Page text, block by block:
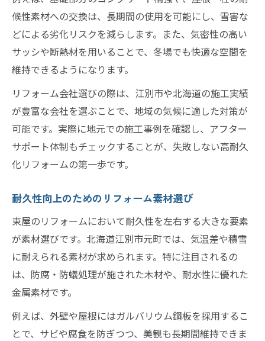
候性素材への交換は、長期間の使用を可能にし、雪害な
どによる劣化リスクを減らします。また、気密性の高い
サッシや断熱材を用いることで、冬場でも快適な空間を
維持できるようになります。
リフォーム会社選びの際は、江別市や北海道の施工実績
が豊富な会社を選ぶことで、地域の気候に適した対策が
可能です。実際に地元での施工事例を確認し、アフター
サポート体制もチェックすることが、失敗しない高耐久
化リフォームの第一歩です。
耐久性向上のためのリフォーム素材選び
東屋のリフォームにおいて耐久性を左右する大きな要素
が素材選びです。北海道江別市元町では、気温差や積雪
に耐えられる素材が求められます。特に注目されるの
は、防腐・防蟻処理が施された木材や、耐水性に優れた
金属素材です。
例えば、外壁や屋根にはガルバリウム鋼板を採用するこ
とで、サビや腐食を防ぎつつ、美観も長期間維持できま